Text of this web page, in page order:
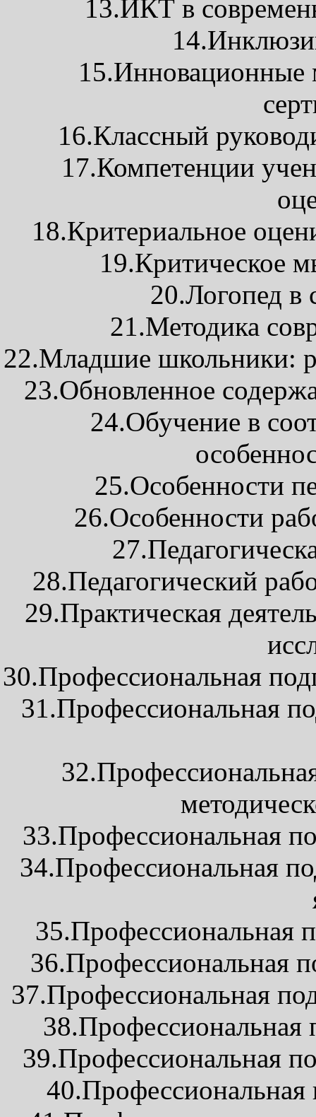
13.ИКТ в
15.Инновационные
16.Классный
17.Компетенции
18.Критериальное
19.Критическое
20.Логопед в
21.Методика
22.Младшие школьники:
23.Обновленное
24.Обучение в
25.Особенности
26.Особенности
28.Педагогический
29.Практическая
30.Профессиональная
31.Профессиональная
33.Профессиональная
34.Профессиональная
35.Профессиональная
36.Профессиональная
37.Профессиональная
38.Профессиональная
39.Профессиональная
40.Профессиональная